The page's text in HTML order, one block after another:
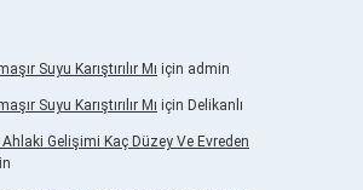
Suyu Karıştırılır Mı için admin
Suyu Karıştırılır Mı için Delikanlı
Gelişimi Kaç Düzey Ve Evreden